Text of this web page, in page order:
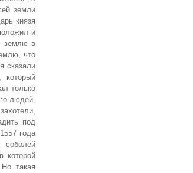
земли
князя
и
землю в
что
сказали
который
только
людей,
под
года
которой
такая